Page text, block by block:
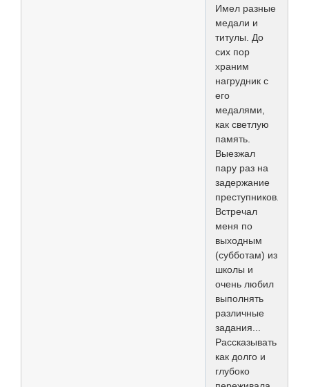
Имел разные
медали и
титулы. До
сих пор
храним
нагрудник с
его
медалями,
как светлую
память.
Выезжал
пару раз на
задержание
преступников.
Встречал
меня по
выходным
(субботам) из
школы и
очень любил
выполнять
различные
задания...
Рассказывать
как долго и
глубоко